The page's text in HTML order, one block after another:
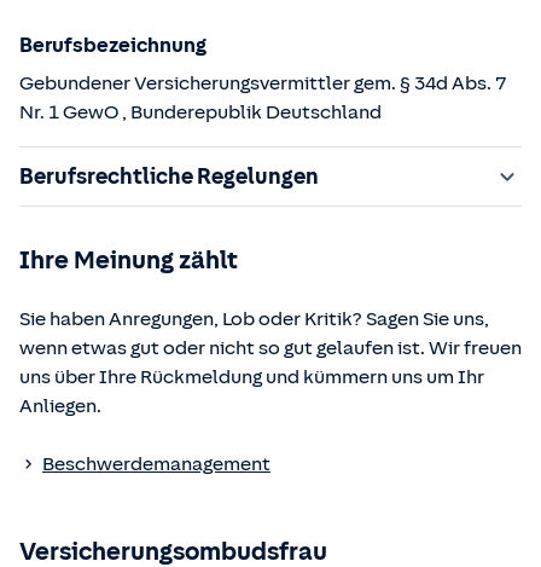
Berufsbezeichnung
Gebundener Versicherungsvermittler gem. § 34d Abs. 7
Nr. 1 GewO , Bunderepublik Deutschland
Berufsrechtliche Regelungen
§§ 59 – 68 Gesetz über den Versicherungsvertrag
§ 48b Versicherungsaufsichtsgesetz (VAG)
Verordnung über die Versicherungsvermittlung und -
Die berufsrechtlichen Regelungen können über die vom
eingesehen und abgerufen werden.
Ihre Meinung zählt
Sie haben Anregungen, Lob oder Kritik? Sagen Sie uns,
wenn etwas gut oder nicht so gut gelaufen ist. Wir freuen
uns über Ihre Rückmeldung und kümmern uns um Ihr
Anliegen.
Beschwerdemanagement
Versicherungsombudsfrau